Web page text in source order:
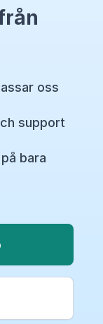
oss
support
bara